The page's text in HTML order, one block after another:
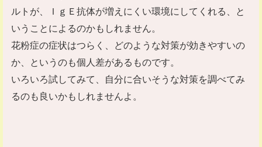
ルトが、ＩｇＥ抗体が増えにくい環境にしてくれる、と
いうことによるのかもしれません。
花粉症の症状はつらく、どのような対策が効きやすいの
か、というのも個人差があるものです。
いろいろ試してみて、自分に合いそうな対策を調べてみ
るのも良いかもしれませんよ。